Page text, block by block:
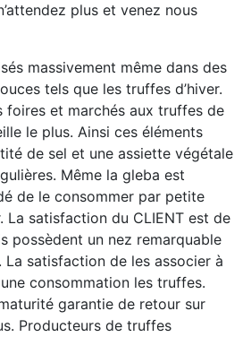
plus et venez nous
massivement même dans des
tels que les truffes d’hiver.
foires et marchés aux truffes de
le plus. Ainsi ces éléments
de sel et une assiette végétale
Même la gleba est
de le consommer par petite
La satisfaction du CLIENT est de
possèdent un nez remarquable
satisfaction de les associer à
consommation les truffes.
garantie de retour sur
Producteurs de truffes